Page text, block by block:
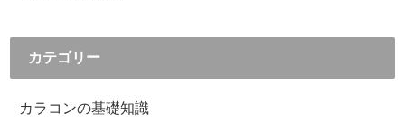
カテゴリー
カラコンの基礎知識